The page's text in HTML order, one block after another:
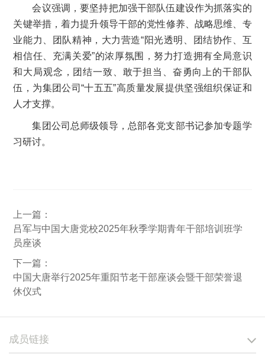
会议强调，要坚持把加强干部队伍建设作为抓落实的
关键举措，着力提升领导干部的党性修养、战略思维、专
业能力、团队精神，大力营造“阳光透明、团结协作、互
相信任、充满关爱”的浓厚氛围，努力打造拥有全局意识
和大局观念，团结一致、敢于担当、奋勇向上的干部队
伍，为集团公司“十五五”高质量发展提供坚强组织保证和
人才支撑。
集团公司总师级领导，总部各党支部书记参加专题学
习研讨。
上一篇：
吕军与中国大唐党校2025年秋季学期青年干部培训班学
员座谈
下一篇：
中国大唐举行2025年重阳节老干部座谈会暨干部荣誉退
休仪式
成员链接